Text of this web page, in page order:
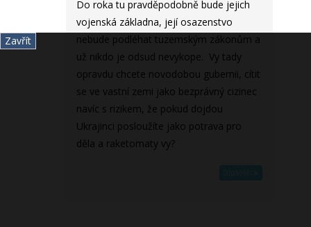
Zavřít
Do roka tu pravděpodobně bude jejich
vojenská základna, její osazenstvo
nebude podléhat tuzemským zákonům a
už nikdo je odsud nevykope. Vy tady
opravdu chcete novodobou gubernii, cítit
se ve vastní zemi jako bezprávný cizinec
navíc s rizikem, že pokud dojdou
Ukrajinci posloužíte jako potrava pro
děla a raketomaty vy?